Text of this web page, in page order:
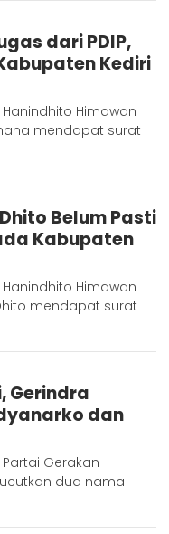
dari PDIP,
Kediri
Himawan
mendapat surat
Belum Pasti
Kabupaten
Himawan
mendapat surat
Gerindra
dan
Gerakan
dua nama